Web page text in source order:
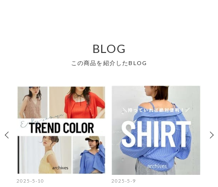
BLOG
この商品を紹介したBLOG
2025-5-10 2025-5-9